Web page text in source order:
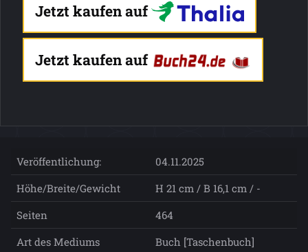
Jetzt kaufen auf
Jetzt kaufen auf
Veröffentlichung:
04.11.2025
Höhe/Breite/Gewicht
H 21 cm / B 16,1 cm / -
Seiten
464
Art des Mediums
Buch [Taschenbuch]